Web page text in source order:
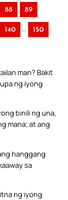
88 89
140 .. 150
man? Bakit
ng iyong
binili ng una,
mana; at ang
hanggang
sa
ng iyong